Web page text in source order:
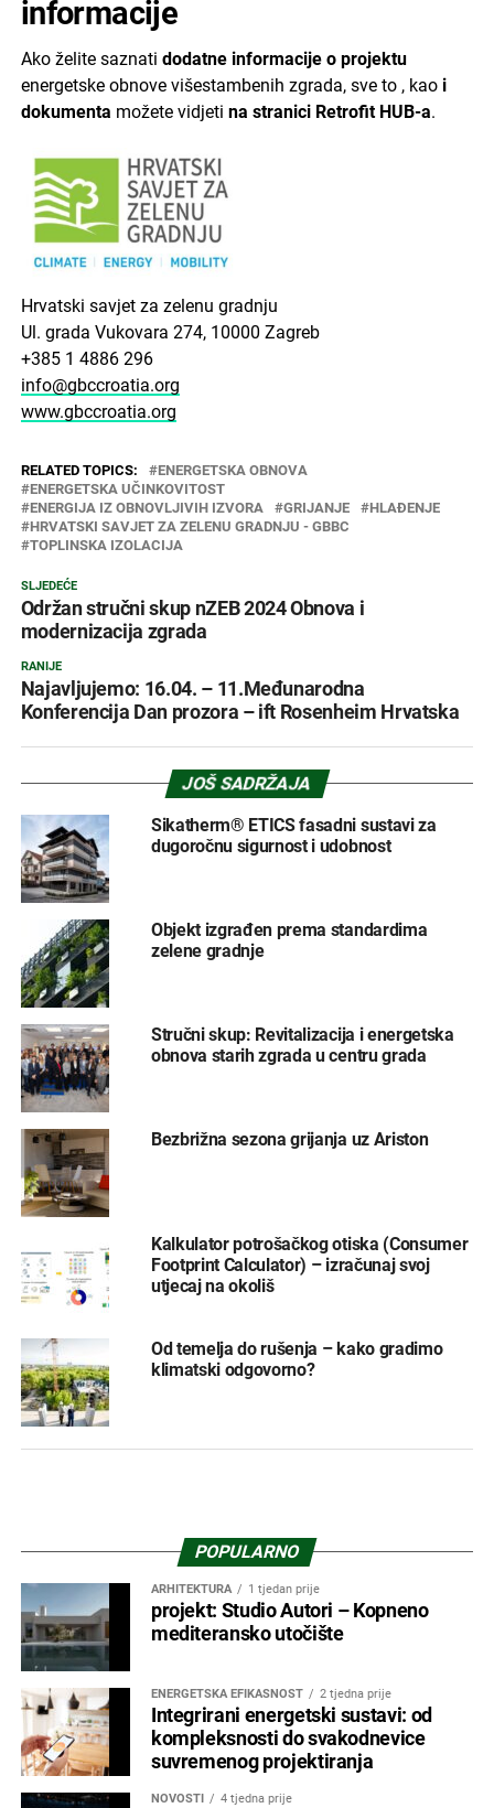
informacije
Ako želite saznati dodatne informacije o projektu
energetske obnove višestambenih zgrada, sve to , kao i
dokumenta možete vidjeti na stranici Retrofit HUB-a.
Hrvatski savjet za zelenu gradnju
Ul. grada Vukovara 274, 10000 Zagreb
+385 1 4886 296
info@gbccroatia.org
www.gbccroatia.org
RELATED TOPICS:
ENERGETSKA OBNOVA
ENERGETSKA UČINKOVITOST
ENERGIJA IZ OBNOVLJIVIH IZVORA
GRIJANJE
HLAĐENJE
HRVATSKI SAVJET ZA ZELENU GRADNJU - GBBC
TOPLINSKA IZOLACIJA
SLJEDEĆE
Održan stručni skup nZEB 2024 Obnova i
modernizacija zgrada
RANIJE
Najavljujemo: 16.04. – 11.Međunarodna
Konferencija Dan prozora – ift Rosenheim Hrvatska
JOŠ SADRŽAJA
Sikatherm® ETICS fasadni sustavi za
dugoročnu sigurnost i udobnost
Objekt izgrađen prema standardima
zelene gradnje
Stručni skup: Revitalizacija i energetska
obnova starih zgrada u centru grada
Bezbrižna sezona grijanja uz Ariston
Kalkulator potrošačkog otiska (Consumer
Footprint Calculator) – izračunaj svoj
utjecaj na okoliš
Od temelja do rušenja – kako gradimo
klimatski odgovorno?
POPULARNO
ARHITEKTURA 1 tjedan prije
projekt: Studio Autori – Kopneno
mediteransko utočište
ENERGETSKA EFIKASNOST 2 tjedna prije
Integrirani energetski sustavi: od
kompleksnosti do svakodnevice
suvremenog projektiranja
NOVOSTI 4 tjedna prije